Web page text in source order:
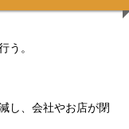
う。
し、会社やお店が閉